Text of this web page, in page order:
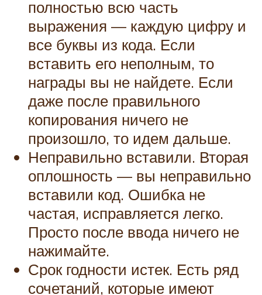
полностью всю часть
выражения — каждую цифру и
все буквы из кода. Если
вставить его неполным, то
награды вы не найдете. Если
даже после правильного
копирования ничего не
произошло, то идем дальше.
Неправильно вставили. Вторая
оплошность — вы неправильно
вставили код. Ошибка не
частая, исправляется легко.
Просто после ввода ничего не
нажимайте.
Срок годности истек. Есть ряд
сочетаний, которые имеют